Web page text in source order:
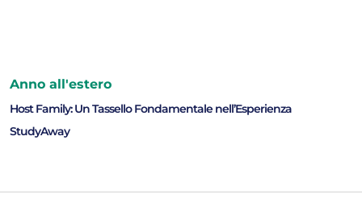
Anno all'estero
Host Family: Un Tassello Fondamentale nell’Esperienza
StudyAway